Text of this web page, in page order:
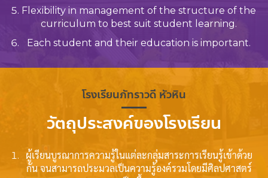
Flexibility in management of the structure of the
curriculum to best suit student learning.
Each student and their education is important.
วัตถุประสงค์ของโรงเรียน
โรงเรียนภัทราวดี หัวหิน
ผู้เรียนบูรณาการความรู้ในแต่ละกลุ่มสาระการเรียนรู้เข้าด้วย
กัน จนสามารถประมวลเป็นความรู้องค์รวมโดยมีศิลปศาสตร์